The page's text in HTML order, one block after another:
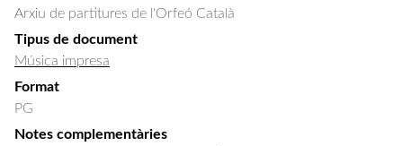
Arxiu de partitures de l'Orfeó Català
Tipus de document
Música impresa
Format
PG
Notes complementàries